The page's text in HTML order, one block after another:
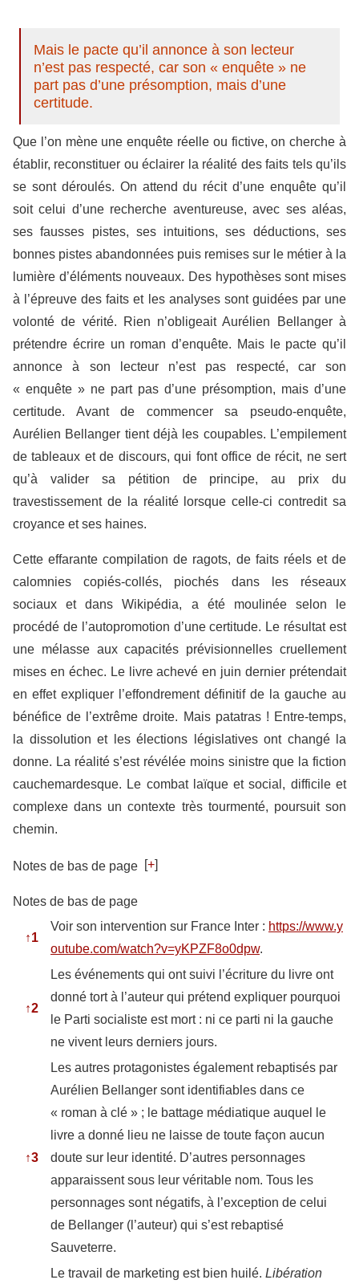
Mais le pacte qu’il annonce à son lecteur
n’est pas respecté, car son « enquête » ne
part pas d’une présomption, mais d’une
certitude.
Que l’on mène une enquête réelle ou fictive, on cherche à
établir, reconstituer ou éclairer la réalité des faits tels qu’ils
se sont déroulés. On attend du récit d’une enquête qu’il
soit celui d’une recherche aventureuse, avec ses aléas,
ses fausses pistes, ses intuitions, ses déductions, ses
bonnes pistes abandonnées puis remises sur le métier à la
lumière d’éléments nouveaux. Des hypothèses sont mises
à l’épreuve des faits et les analyses sont guidées par une
volonté de vérité. Rien n’obligeait Aurélien Bellanger à
prétendre écrire un roman d’enquête. Mais le pacte qu’il
annonce à son lecteur n’est pas respecté, car son
« enquête » ne part pas d’une présomption, mais d’une
certitude. Avant de commencer sa pseudo-enquête,
Aurélien Bellanger tient déjà les coupables. L’empilement
de tableaux et de discours, qui font office de récit, ne sert
qu’à valider sa pétition de principe, au prix du
travestissement de la réalité lorsque celle-ci contredit sa
croyance et ses haines.
Cette effarante compilation de ragots, de faits réels et de
calomnies copiés-collés, piochés dans les réseaux
sociaux et dans Wikipédia, a été moulinée selon le
procédé de l’autopromotion d’une certitude. Le résultat est
une mélasse aux capacités prévisionnelles cruellement
mises en échec. Le livre achevé en juin dernier prétendait
en effet expliquer l’effondrement définitif de la gauche au
bénéfice de l’extrême droite. Mais patatras ! Entre-temps,
la dissolution et les élections législatives ont changé la
donne. La réalité s’est révélée moins sinistre que la fiction
cauchemardesque. Le combat laïque et social, difficile et
complexe dans un contexte très tourmenté, poursuit son
chemin.
Notes de bas de page [+]
Notes de bas de page
↑1
Voir son intervention sur France Inter : https://www.y
outube.com/watch?v=yKPZF8o0dpw.
↑2
Les événements qui ont suivi l’écriture du livre ont
donné tort à l’auteur qui prétend expliquer pourquoi
le Parti socialiste est mort : ni ce parti ni la gauche
ne vivent leurs derniers jours.
↑3
Les autres protagonistes également rebaptisés par
Aurélien Bellanger sont identifiables dans ce
« roman à clé » ; le battage médiatique auquel le
livre a donné lieu ne laisse de toute façon aucun
doute sur leur identité. D’autres personnages
apparaissent sous leur véritable nom. Tous les
personnages sont négatifs, à l’exception de celui
de Bellanger (l’auteur) qui s’est rebaptisé
Sauveterre.
Le travail de marketing est bien huilé. Libération